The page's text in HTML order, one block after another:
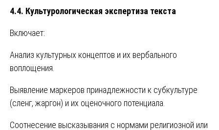
4.4. Культурологическая экспертиза текста
Включает:
Анализ культурных концептов и их вербального
воплощения.
Выявление маркеров принадлежности к субкультуре
(сленг, жаргон) и их оценочного потенциала.
Соотнесение высказывания с нормами религиозной или